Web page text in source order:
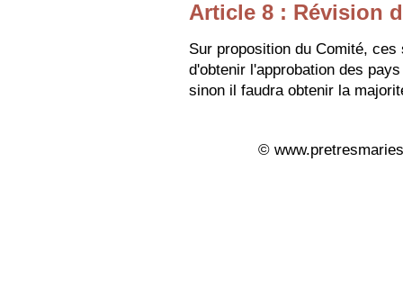
Article 8 : Révision
Sur proposition du Comité,
d'obtenir l'approbation des
sinon il faudra obtenir la
©